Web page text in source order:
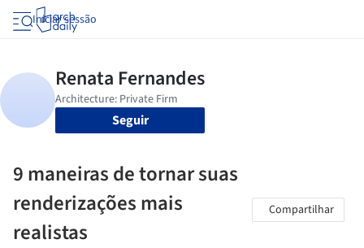
Iniciar sessão
Seguir
9 maneiras de tornar suas
renderizações mais
realistas
Compartilhar